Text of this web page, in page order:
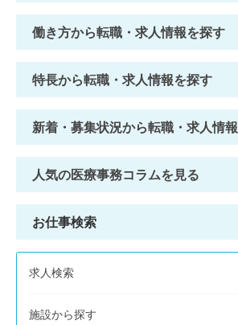
働き方から転職・求人情報を探す
特長から転職・求人情報を探す
新着・募集状況から転職・求人情
人気の医療事務コラムを見る
お仕事検索
求人検索
施設から探す